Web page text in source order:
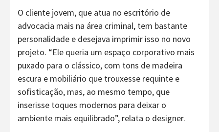
O cliente jovem, que atua no escritório de
advocacia mais na área criminal, tem bastante
personalidade e desejava imprimir isso no novo
projeto. “Ele queria um espaço corporativo mais
puxado para o clássico, com tons de madeira
escura e mobiliário que trouxesse requinte e
sofisticação, mas, ao mesmo tempo, que
inserisse toques modernos para deixar o
ambiente mais equilibrado”, relata o designer.